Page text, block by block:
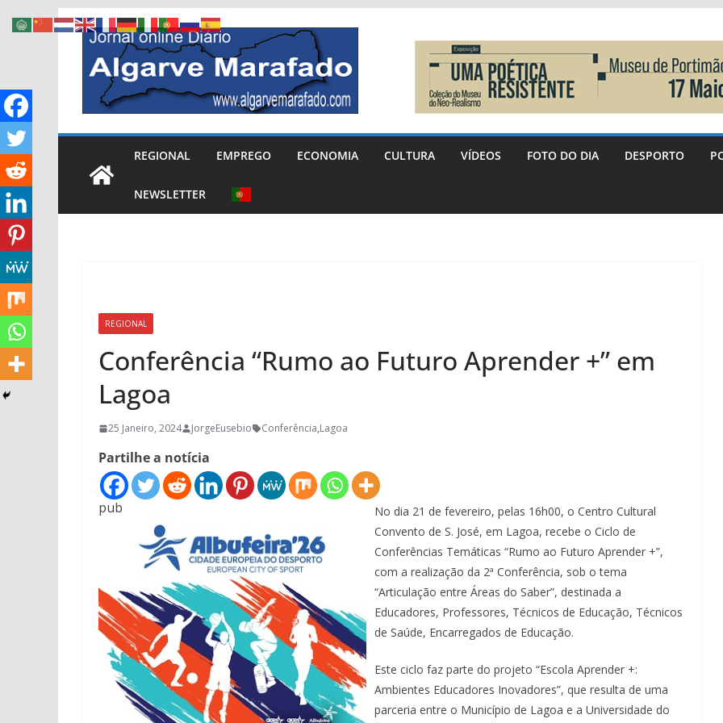
Skip
content
REGIONAL EMPREGO ECONOMIA CULTURA VÍDEOS FOTO DO DIA DESPORTO
NEWSLETTER
REGIONAL
Conferência “Rumo ao Futuro Aprender +” em
Lagoa
25 Janeiro, 2024 JorgeEusebio Conferência,Lagoa
Partilhe a notícia
pub
No dia 21 de fevereiro, pelas 16h00, o Centro Cultural
Convento de S. José, em Lagoa, recebe o Ciclo de
Conferências Temáticas “Rumo ao Futuro Aprender +”,
com a realização da 2ª Conferência, sob o tema
“Articulação entre Áreas do Saber”, destinada a
Educadores, Professores, Técnicos de Educação, Técnicos
de Saúde, Encarregados de Educação.
Este ciclo faz parte do projeto “Escola Aprender +:
Ambientes Educadores Inovadores”, que resulta de uma
parceria entre o Município de Lagoa e a Universidade do